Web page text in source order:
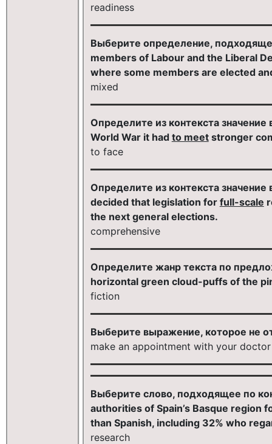
readiness
Выберите определение,
members of Labour and the Liberal
where some members are elected
mixed
Определите из контекста
World War it had to meetstronger
to face
Определите из контекста
decided that legislation for full-scale
the next general elections.
comprehensive
Определите жанр текста по
horizontal green cloud-puffs of the
fiction
Выберите выражение, которое не
make an appointment with your doctor
Выберите слово, подходящее по
authorities of Spain’s Basque region
than Spanish, including 32% who
research